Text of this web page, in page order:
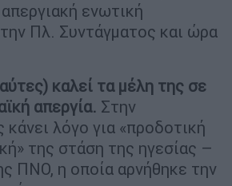
ενωτική
Πλ. Συντάγματος και ώρα
καλεί τα μέλη της σε
απεργία. Στην
λόγο για «προδοτική
της στάση της ηγεσίας –
ΠΝΟ, η οποία αρνήθηκε την